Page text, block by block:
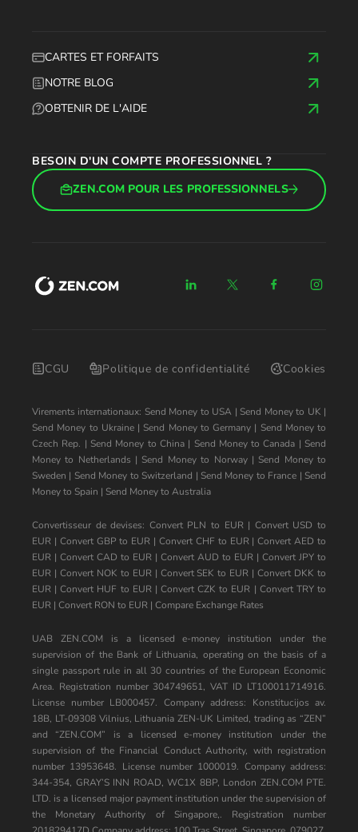
CARTES ET FORFAITS
NOTRE BLOG
OBTENIR DE L'AIDE
BESOIN D'UN COMPTE PROFESSIONNEL ?
ZEN.COM POUR LES PROFESSIONNELS
CGU Politique de confidentialité Cookies
Virements internationaux: Send Money to USA | Send Money to UK |
Send Money to Ukraine| Send Money to Germany | Send Money to
Czech Rep. | Send Money to China| Send Money to Canada | Send
Money to Netherlands | Send Money to Norway| Send Money to
Sweden | Send Money to Switzerland | Send Money to France | Send
Money to Spain | Send Money to Australia
Convertisseur de devises: Convert PLN to EUR| Convert USD to
EUR | Convert GBP to EUR |Convert CHF to EUR|Convert AED to
EUR | Convert CAD to EUR | Convert AUD to EUR | Convert JPY to
EUR | Convert NOK to EUR| Convert SEK to EUR |Convert DKK to
EUR |Convert HUF to EUR|Convert CZK to EUR | Convert TRY to
EUR | Convert RON to EUR | Compare Exchange Rates
UAB ZEN.COM is a licensed e-money institution under the
supervision of the Bank of Lithuania, operating on the basis of a
single passport rule in all 30 countries of the European Economic
Area. Registration number 304749651, VAT ID LT100011714916.
License number LB000457. Company address: Konstitucijos av.
18B, LT-09308 Vilnius, Lithuania ZEN-UK Limited, trading as “ZEN”
and “ZEN.COM” is a licensed e-money institution under the
supervision of the Financial Conduct Authority, with registration
number 13953648. License number 1000019. Company address:
344-354, GRAY’S INN ROAD, WC1X 8BP, London ZEN.COM PTE.
LTD. is a licensed major payment institution under the supervision of
the Monetary Authority of Singapore,. Registration number